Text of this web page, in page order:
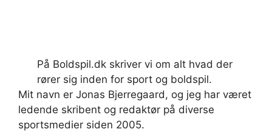
På Boldspil.dk skriver vi om alt hvad der
rører sig inden for sport og boldspil.
Mit navn er Jonas Bjerregaard, og jeg har været
ledende skribent og redaktør på diverse
sportsmedier siden 2005.